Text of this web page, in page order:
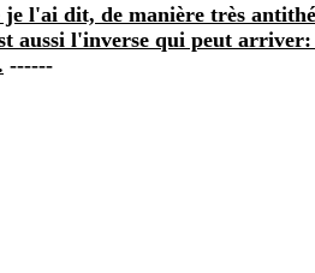
l'ai dit, de manière très
aussi l'inverse qui peut
------